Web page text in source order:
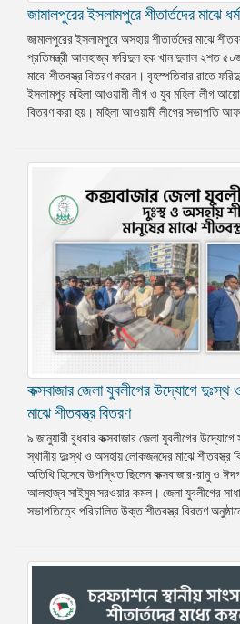
জামালপুরের ইসলামপুরে শীতার্তদের মাঝে
জামালপুরের ইসলামপুরে অসহায় শীতার্তদের মাঝে
প্রতিমন্ত্রী আলহাজ্ব ফরিদুল হক খান দুলাল ২শত
মাঝে শীতবস্ত্র বিতরণ করেন। বৃহস্পতিবার রাতে
ইসলামপুর মহিলা আওয়ামী লীগ ও যুব মহিলা লীগ
বিতরণ করা হয়। মহিলা আওয়ামী লীগের সভাপতি
কক্সবাজার জেলা যুবলীগের উদ্যোগে দুঃস্থ
মাঝে শীতবস্ত্র বিতরণ
৯ জানুয়ারী বুধবার কক্সবাজার জেলা যুবলীগের
স্থানীয় দুঃস্থ ও অসহায় লোকজনদের মাঝে শীতবস্ত্র
অতিথি হিসেবে উপস্থিত ছিলেন কক্সবাজার-রামু ও
আলহাজ্ব সাইমুম সরওয়ার কমল। জেলা যুবলীগের
সভাপতিত্বে পরিচালিত উক্ত শীতবস্ত্র বিরতণ